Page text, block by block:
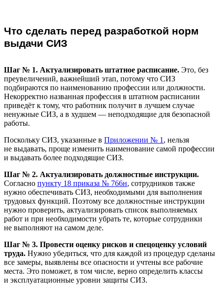
Что сделать перед разработкой норм
выдачи СИЗ
Шаг № 1. Актуализировать штатное расписание. Это, без
преувеличений, важнейший этап, потому что СИЗ
подбираются по наименованию профессии или должности.
Некорректно названная профессия в штатном расписании
приведёт к тому, что работник получит в лучшем случае
ненужные СИЗ, а в худшем — неподходящие для безопасной
работы.
Поскольку СИЗ, указанные в Приложении № 1 , нельзя
не выдавать, проще изменить наименование самой профессии
и выдавать более подходящие СИЗ.
Шаг № 2. Актуализировать должностные инструкции.
Согласно пункту 18 приказа № 766н, сотрудников также
нужно обеспечивать СИЗ, необходимыми для выполнения
трудовых функций. Поэтому все должностные инструкции
нужно проверить, актуализировать список выполняемых
работ и при необходимости убрать те, которые сотрудники
не выполняют на самом деле.
Шаг № 3. Провести оценку рисков и спецоценку условий
труда. Нужно убедиться, что для каждой из процедур сделаны
все замеры, выявлены все опасности и учтены все рабочие
места. Это поможет, в том числе, верно определить классы
и эксплуатационные уровни защиты СИЗ.